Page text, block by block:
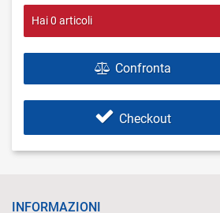
Hai0articoli
Confronta
Checkout
INFORMAZIONI